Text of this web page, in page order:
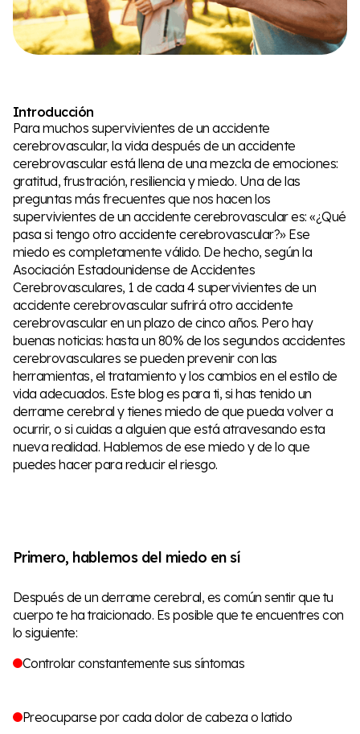
Introducción
Para muchos supervivientes de un accidente
cerebrovascular, la vida después de un accidente
cerebrovascular está llena de una mezcla de emociones:
gratitud, frustración, resiliencia y miedo. Una de las
preguntas más frecuentes que nos hacen los
supervivientes de un accidente cerebrovascular es: «¿Qué
pasa si tengo otro accidente cerebrovascular?» Ese
miedo es completamente válido. De hecho, según la
Asociación Estadounidense de Accidentes
Cerebrovasculares, 1 de cada 4 supervivientes de un
accidente cerebrovascular sufrirá otro accidente
cerebrovascular en un plazo de cinco años. Pero hay
buenas noticias: hasta un 80% de los segundos accidentes
cerebrovasculares se pueden prevenir con las
herramientas, el tratamiento y los cambios en el estilo de
vida adecuados. Este blog es para ti, si has tenido un
derrame cerebral y tienes miedo de que pueda volver a
ocurrir, o si cuidas a alguien que está atravesando esta
nueva realidad. Hablemos de ese miedo y de lo que
puedes hacer para reducir el riesgo.
Primero, hablemos del miedo en sí
Después de un derrame cerebral, es común sentir que tu
cuerpo te ha traicionado. Es posible que te encuentres con
lo siguiente:
Controlar constantemente sus síntomas
Preocuparse por cada dolor de cabeza o latido